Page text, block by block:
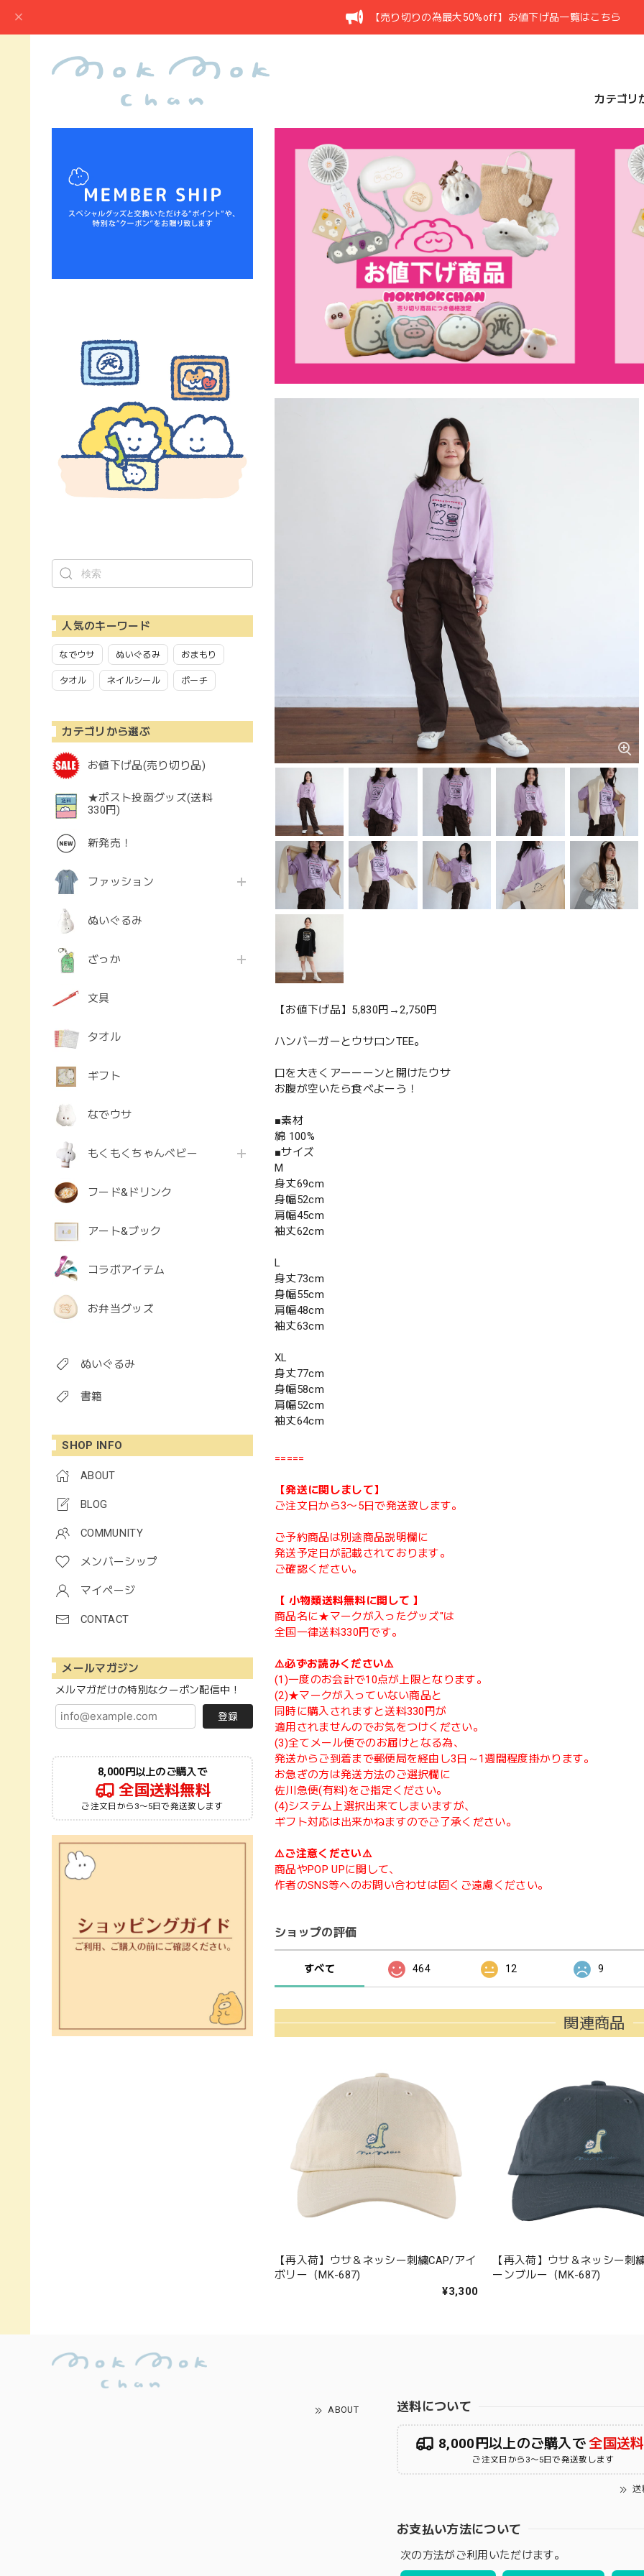
【売り切りの為最大50%off】お値下げ品一覧はこちら
カテゴリ
人気のキーワード
なでウサ ぬいぐるみ おまもり
タオル ネイルシール ポーチ
カテゴリから選ぶ
お値下げ品(売り切り品)
★ポスト投函グッズ(送料
330円)
新発売！
ファッション
ぬいぐるみ
ざっか
文具
タオル
ギフト
なでウサ
もくもくちゃんベビー
フード&ドリンク
アート&ブック
コラボアイテム
お弁当グッズ
ぬいぐるみ
書籍
SHOP INFO
ABOUT
BLOG
COMMUNITY
メンバーシップ
マイページ
CONTACT
メールマガジン
メルマガだけの特別なクーポン配信中！
登録
8,000円以上のご購入で
全国送料無料
ご注文日から3〜5日で発送致します
【お値下げ品】5,830円→2,750円
ハンバーガーとウサロンTEE。
口を大きくアーーーンと開けたウサ
お腹が空いたら食べよーう！
■素材
綿 100%
■サイズ
M
身丈69cm
身幅52cm
肩幅45cm
袖丈62cm
L
身丈73cm
身幅55cm
肩幅48cm
袖丈63cm
XL
身丈77cm
身幅58cm
肩幅52cm
袖丈64cm
=====
【発送に関しまして】
ご注文日から3〜5日で発送致します。
ご予約商品は別途商品説明欄に
発送予定日が記載されております。
ご確認ください。
【 小物類送料無料に関して 】
商品名に★マークが入ったグッズ"は
全国一律送料330円です。
⚠️必ずお読みください⚠️
(1)一度のお会計で10点が上限となります。
(2)★マークが入っていない商品と
同時に購入されますと送料330円が
適用されませんのでお気をつけください。
(3)全てメール便でのお届けとなる為、
発送からご到着まで郵便局を経由し3日～1週間程度掛かります。
お急ぎの方は発送方法のご選択欄に
佐川急便(有料)をご指定ください。
(4)システム上選択出来てしまいますが、
ギフト対応は出来かねますのでご了承ください。
⚠️ご注意ください⚠️
商品やPOP UPに関して、
作者のSNS等へのお問い合わせは固くご遠慮ください。
ショップの評価
すべて 464 12 9
関連商品
【再入荷】ウサ＆ネッシー刺繍CAP/アイ
ボリー（MK-687)
¥3,300
【再入荷】ウサ＆ネッシー刺
ーンブルー（MK-687)
ABOUT 送料について
8,000円以上のご購入で全国送
ご注文日から3〜5日で発送致します
送
お支払い方法について
次の方法がご利用いただけます。